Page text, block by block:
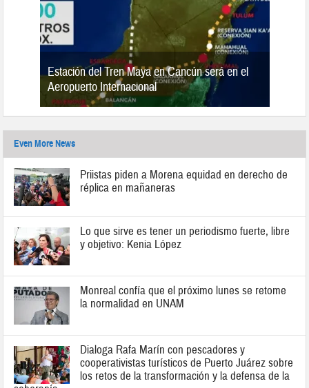
Estación del Tren Maya en Cancún será en el
Aeropuerto Internacional
Even More News
Priistas piden a Morena equidad en derecho de
réplica en mañaneras
Lo que sirve es tener un periodismo fuerte, libre
y objetivo: Kenia López
Monreal confía que el próximo lunes se retome
la normalidad en UNAM
Dialoga Rafa Marín con pescadores y
cooperativistas turísticos de Puerto Juárez sobre
los retos de la transformación y la defensa de la